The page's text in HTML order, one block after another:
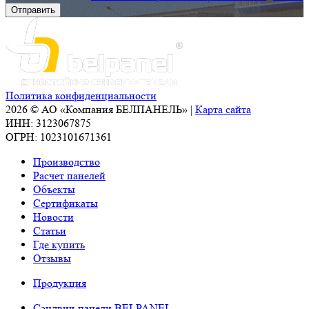
Политика конфиденциальности
2026 © АО «Компания БЕЛПАНЕЛЬ» | Карта сайта
ИНН: 3123067875
ОГРН: 1023101671361
Производство
Расчет панелей
Объекты
Сертификаты
Новости
Статьи
Где купить
Отзывы
Продукция